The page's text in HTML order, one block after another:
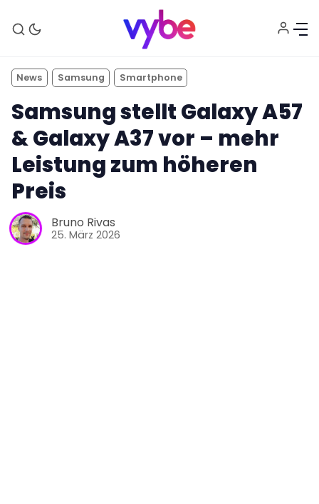
News Samsung Smartphone
Samsung stellt Galaxy A57
& Galaxy A37 vor – mehr
Leistung zum höheren
Preis
Bruno Rivas
25. März 2026